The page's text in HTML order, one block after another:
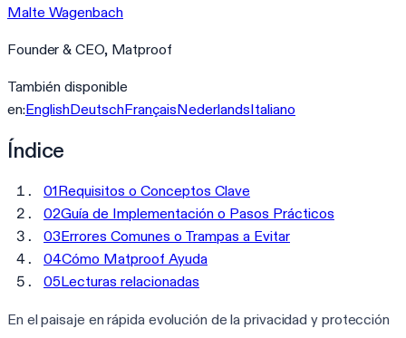
Malte Wagenbach
Founder & CEO, Matproof
También disponible
en:EnglishDeutschFrançaisNederlandsItaliano
Índice
01Requisitos o Conceptos Clave
02Guía de Implementación o Pasos Prácticos
03Errores Comunes o Trampas a Evitar
04Cómo Matproof Ayuda
05Lecturas relacionadas
En el paisaje en rápida evolución de la privacidad y protección